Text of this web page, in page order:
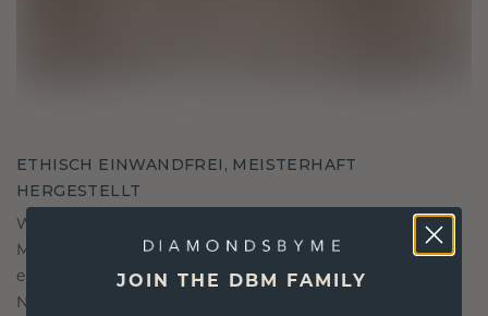
ETHISCH EINWANDFREI, MEISTERHAFT
HERGESTELLT
Wir wählen nur die besten, umweltfreundlichen
Materialien und Labor Diamanten aus. Unsere
erfahrenen Goldschmiede verbinden
Nachhaltigkeit mit beispielloser Handwerkskunst
JOIN THE DBM FAMILY